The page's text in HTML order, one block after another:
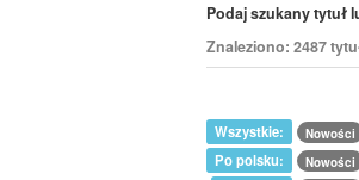
Podaj szukany tytuł
Znaleziono: 2487
Wszystkie: Nowości
Po polsku: Nowości